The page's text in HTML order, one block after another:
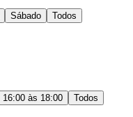
Sábado Todos
16:00 às 18:00 Todos